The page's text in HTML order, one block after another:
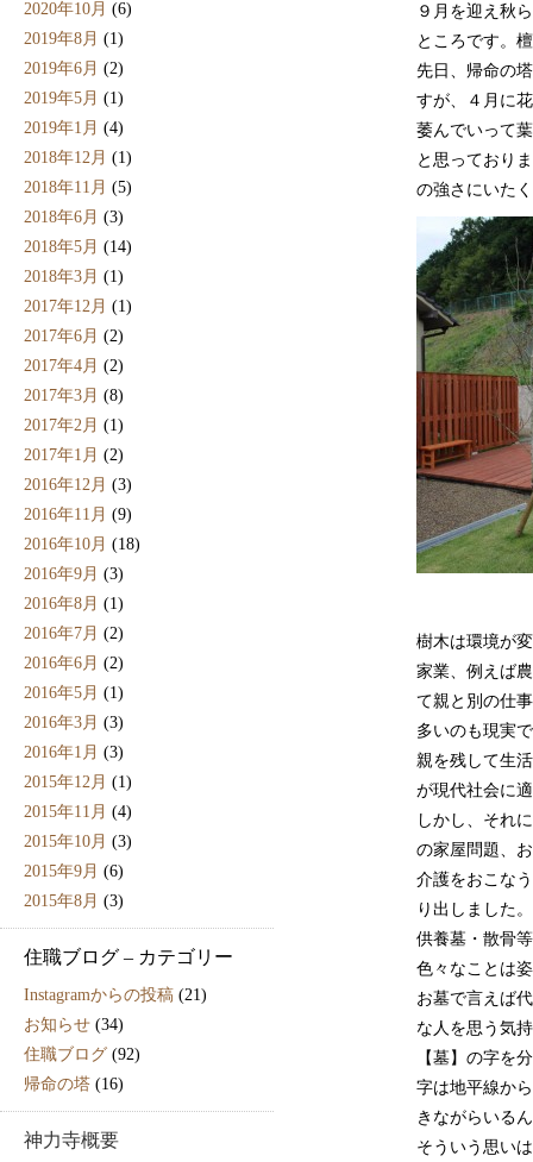
2020年10月 (6)
2019年8月 (1)
2019年6月 (2)
2019年5月 (1)
2019年1月 (4)
2018年12月 (1)
2018年11月 (5)
2018年6月 (3)
2018年5月 (14)
2018年3月 (1)
2017年12月 (1)
2017年6月 (2)
2017年4月 (2)
2017年3月 (8)
2017年2月 (1)
2017年1月 (2)
2016年12月 (3)
2016年11月 (9)
2016年10月 (18)
2016年9月 (3)
2016年8月 (1)
2016年7月 (2)
2016年6月 (2)
2016年5月 (1)
2016年3月 (3)
2016年1月 (3)
2015年12月 (1)
2015年11月 (4)
2015年10月 (3)
2015年9月 (6)
2015年8月 (3)
住職ブログ – カテゴリー
Instagramからの投稿 (21)
お知らせ (34)
住職ブログ (92)
帰命の塔 (16)
神力寺概要
９月を迎え秋
ところです。
先日、帰命の
すが、４月に
萎んでいって
と思っており
の強さにいた
樹木は環境が
家業、例えば
て親と別の仕
多いのも現実
親を残して生
が現代社会に
しかし、それ
の家屋問題、
介護をおこな
り出しました
供養墓・散骨
色々なことは
お墓で言えば
な人を思う気
【墓】の字を
字は地平線か
きながらいる
そういう思い